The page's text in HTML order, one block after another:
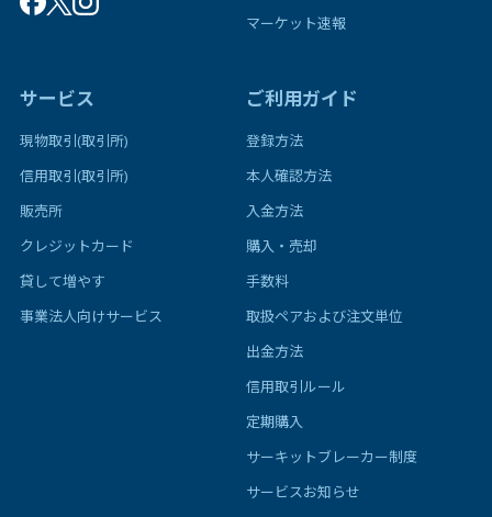
マーケット速報
サービス
現物取引(取引所)
信用取引(取引所)
販売所
クレジットカード
貸して増やす
事業法人向けサービス
ご利用ガイド
登録方法
本人確認方法
入金方法
購入・売却
手数料
取扱ペアおよび注文単位
出金方法
信用取引ルール
定期購入
サーキットブレーカー制度
サービスお知らせ